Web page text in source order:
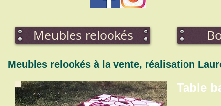
Meubles relookés
​Meubles relookés à la vente, réalisation
Table